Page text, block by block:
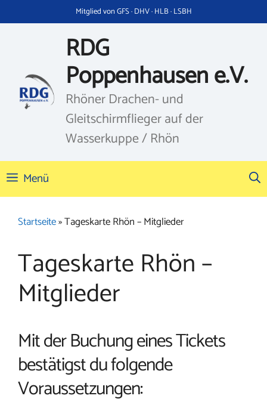
Inhalt
Mitglied von GFS · DHV · HLB · LSBH
RDG
Poppenhausen e.V.
Rhöner Drachen- und
Gleitschirmflieger auf der
Wasserkuppe / Rhön
Menü
Startseite»Tageskarte Rhön – Mitglieder
Tageskarte Rhön –
Mitglieder
Mit der Buchung eines Tickets
bestätigst du folgende
Voraussetzungen: